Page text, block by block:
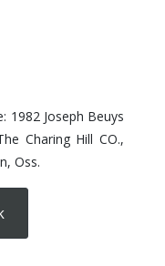
1982 Joseph Beuys
Charing Hill CO.,
Oss.